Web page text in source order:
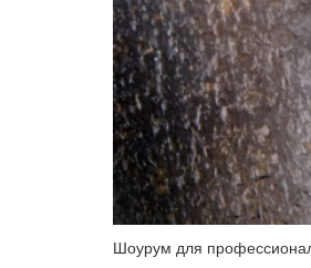
Шоурум для